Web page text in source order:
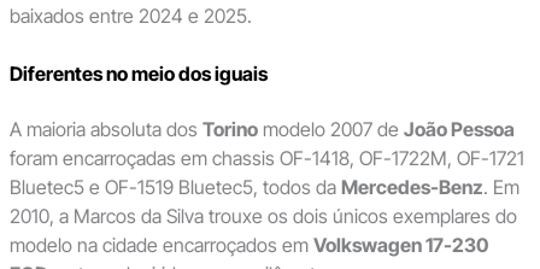
baixados entre 2024 e 2025.
Diferentes no meio dos iguais
A maioria absoluta dos Torinomodelo 2007 de João Pessoa
foram encarroçadas em chassis OF-1418, OF-1722M, OF-1721
Bluetec5 e OF-1519 Bluetec5, todos da Mercedes-Benz. Em
2010, a Marcos da Silva trouxe os dois únicos exemplares do
modelo na cidade encarroçados em Volkswagen 17-230